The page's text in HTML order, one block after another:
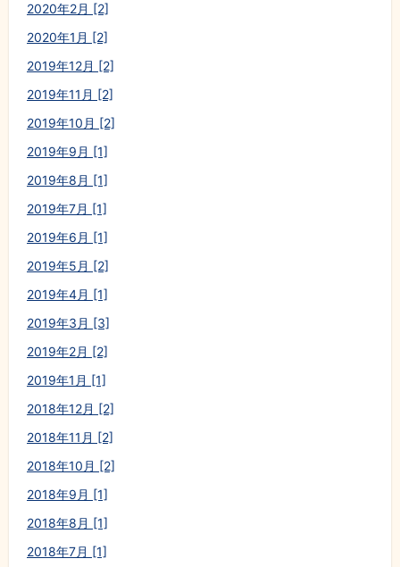
2020年2月 [2]
2020年1月 [2]
2019年12月 [2]
2019年11月 [2]
2019年10月 [2]
2019年9月 [1]
2019年8月 [1]
2019年7月 [1]
2019年6月 [1]
2019年5月 [2]
2019年4月 [1]
2019年3月 [3]
2019年2月 [2]
2019年1月 [1]
2018年12月 [2]
2018年11月 [2]
2018年10月 [2]
2018年9月 [1]
2018年8月 [1]
2018年7月 [1]